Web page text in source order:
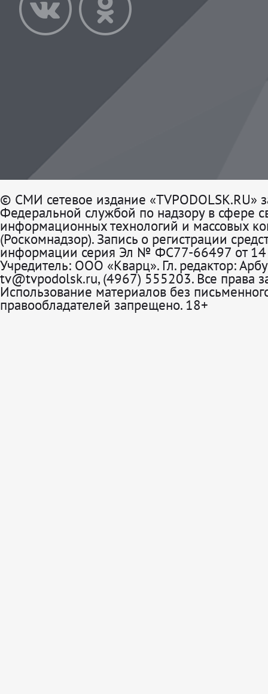
© СМИ сетевое издание «TVPODOLSK.RU»
Федеральной службой по надзору в сфере
информационных технологий и массовых
(Роскомнадзор). Запись о регистрации
информации серия Эл № ФС77-66497 от 14
Учредитель: ООО «Кварц». Гл. редактор:
tv@tvpodolsk.ru, (4967) 555203. Все права
Использование материалов без
правообладателей запрещено. 18+